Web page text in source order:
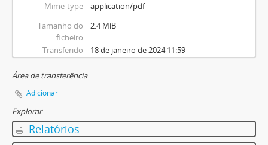
Mime-type
application/pdf
Tamanho do
ficheiro
2.4 MiB
Transferido 18 de janeiro de 2024 11:59
Área de transferência
Adicionar
Explorar
Relatórios